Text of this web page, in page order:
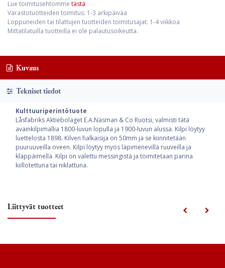
Lue toimitusehtomme tästä
Varastotuotteiden toimitus: 1-3 arkipäivää
Loppuneiden tai tilattujen tuotteiden toimitusajat: 1-4 viikkoa
Mittatilatuilla tuotteilla ei ole palautusoikeutta.
Kuvaus
Tekniset tiedot
Kulttuuriperintötuote
Låsfabriks Aktiebolaget E.A.Näsman & Co Ruotsi, valmisti tätä
avainkilpimallia 1800-luvun lopulla ja 1900-luvun alussa. Kilpi löytyy
luettelosta 1898. Kilven halkaisija on 50mm ja se kiinnitetään
puuruuveilla oveen. Kilpi löytyy myös läpimenevillä ruuveilla ja
kläppäimellä. Kilpi on valettu messingistä ja toimitetaan parina
kiillotettuna tai niklattuna.
Liittyvät tuotteet